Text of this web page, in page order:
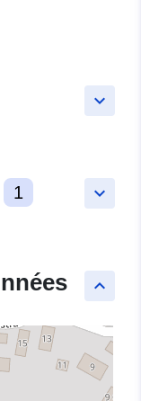
keyboard_arrow_down
keyboard_arrow_down
1
keyboard_arrow_up